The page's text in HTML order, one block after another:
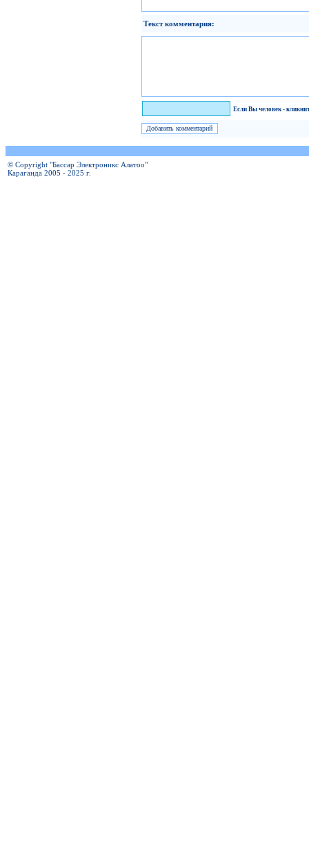
Текст комментария:
Если Вы человек -
© Copyright "Бассар Электроникс Алатоо"
Караганда 2005 - 2025 г.